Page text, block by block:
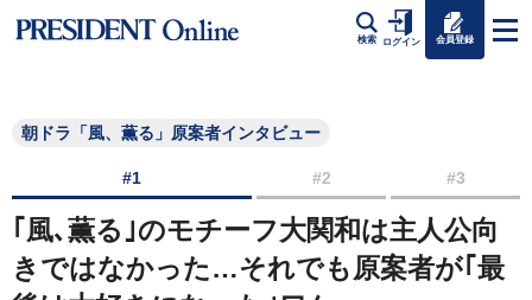
検索 ログイン 会員登録
朝ドラ「風、薫る」原案者インタビュー
#1 #2 #3
｢風､薫る｣のモチーフ大関和は主人公向
きではなかった…それでも原案者が｢最